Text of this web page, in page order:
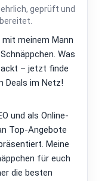
geprüft und
mit meinem Mann
Was
– jetzt finde
Deals im Netz!
und als Online-
Top-Angebote
Meine
für euch
die besten